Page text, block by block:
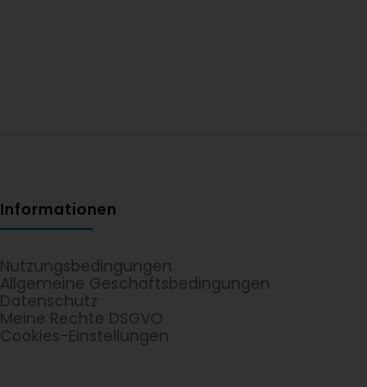
Informationen
Nutzungsbedingungen
Allgemeine Geschäftsbedingungen
Datenschutz
Meine Rechte DSGVO
Cookies-Einstellungen